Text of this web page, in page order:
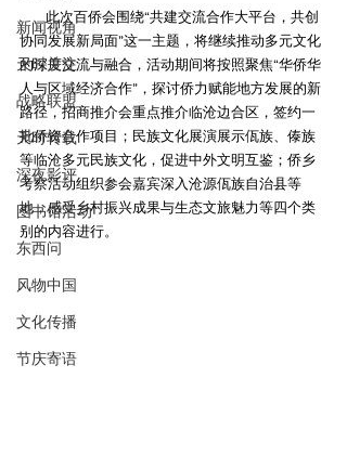
新闻视角
天时关注
战略联盟
天时转载
深夜影评
图书馆活动
东西问
风物中国
文化传播
节庆寄语
        此次百侨会围绕“共建交流合作大平台，共创
协同发展新局面”这一主题，将继续推动多元文化
的深度交流与融合，活动期间将按照聚焦“华侨华
人与区域经济合作”，探讨侨力赋能地方发展的新
路径，招商推介会重点推介临沧边合区，签约一
批侨资合作项目；民族文化展演展示佤族、傣族
等临沧多元民族文化，促进中外文明互鉴；侨乡
考察活动组织参会嘉宾深入沧源佤族自治县等
地，感受乡村振兴成果与生态文旅魅力等四个类
别的内容进行。